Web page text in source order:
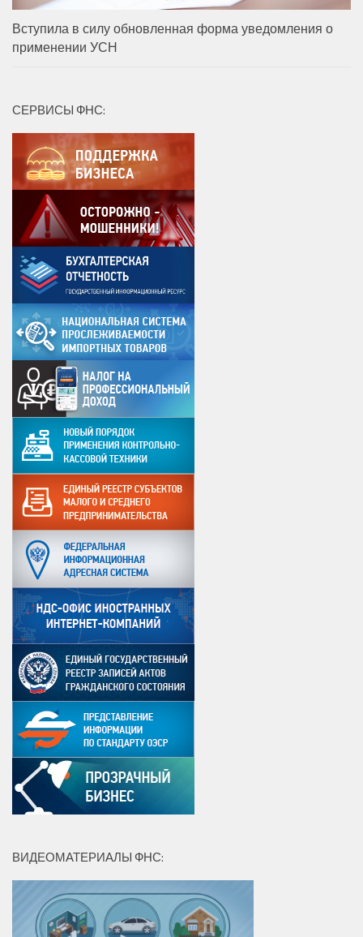
Вступила в силу обновленная форма уведомления о
применении УСН
СЕРВИСЫ ФНС:
ВИДЕОМАТЕРИАЛЫ ФНС: